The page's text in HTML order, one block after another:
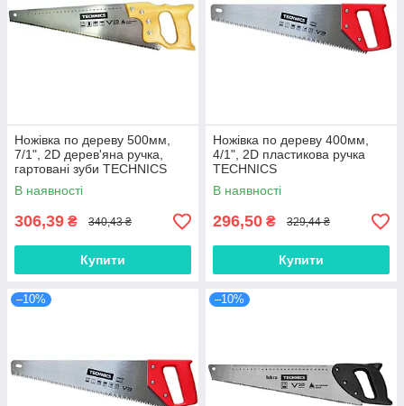
Ножівка по дереву 500мм,
7/1", 2D дерев'яна ручка,
гартовані зуби TECHNICS
В наявності
306,39 ₴ 340,43 ₴
Купити
Ножівка по дереву 400мм,
4/1", 2D пластикова ручка
TECHNICS
В наявності
296,50 ₴ 329,44 ₴
Купити
–10% –10%